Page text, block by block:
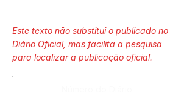
Este texto não substitui o publicado no
Diário Oficial, mas facilita a pesquisa
para localizar a publicação oficial.